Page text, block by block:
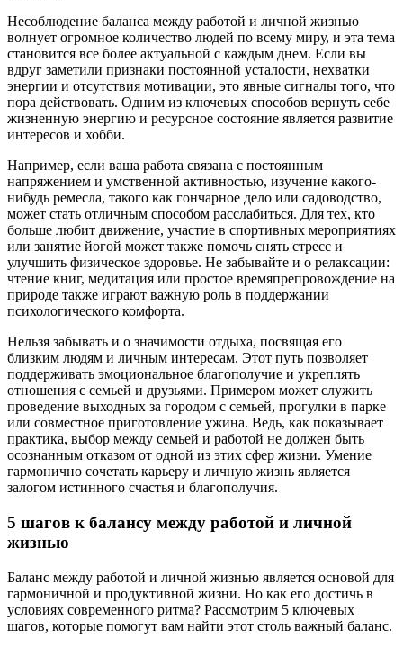
Несоблюдение баланса между работой и личной жизнью
волнует огромное количество людей по всему миру, и эта тема
становится все более актуальной с каждым днем. Если вы
вдруг заметили признаки постоянной усталости, нехватки
энергии и отсутствия мотивации, это явные сигналы того, что
пора действовать. Одним из ключевых способов вернуть себе
жизненную энергию и ресурсное состояние является развитие
интересов и хобби.
Например, если ваша работа связана с постоянным
напряжением и умственной активностью, изучение какого-
нибудь ремесла, такого как гончарное дело или садоводство,
может стать отличным способом расслабиться. Для тех, кто
больше любит движение, участие в спортивных мероприятиях
или занятие йогой может также помочь снять стресс и
улучшить физическое здоровье. Не забывайте и о релаксации:
чтение книг, медитация или простое времяпрепровождение на
природе также играют важную роль в поддержании
психологического комфорта.
Нельзя забывать и о значимости отдыха, посвящая его
близким людям и личным интересам. Этот путь позволяет
поддерживать эмоциональное благополучие и укреплять
отношения с семьей и друзьями. Примером может служить
проведение выходных за городом с семьей, прогулки в парке
или совместное приготовление ужина. Ведь, как показывает
практика, выбор между семьей и работой не должен быть
осознанным отказом от одной из этих сфер жизни. Умение
гармонично сочетать карьеру и личную жизнь является
залогом истинного счастья и благополучия.
5 шагов к балансу между работой и личной
жизнью
Баланс между работой и личной жизнью является основой для
гармоничной и продуктивной жизни. Но как его достичь в
условиях современного ритма? Рассмотрим 5 ключевых
шагов, которые помогут вам найти этот столь важный баланс.